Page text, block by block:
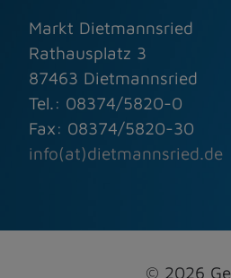
Markt Dietmannsried
Rathausplatz 3
87463 Dietmannsried
Tel.: 08374/5820-0
Fax: 08374/5820-30
info(at)dietmannsried.de
© 2026